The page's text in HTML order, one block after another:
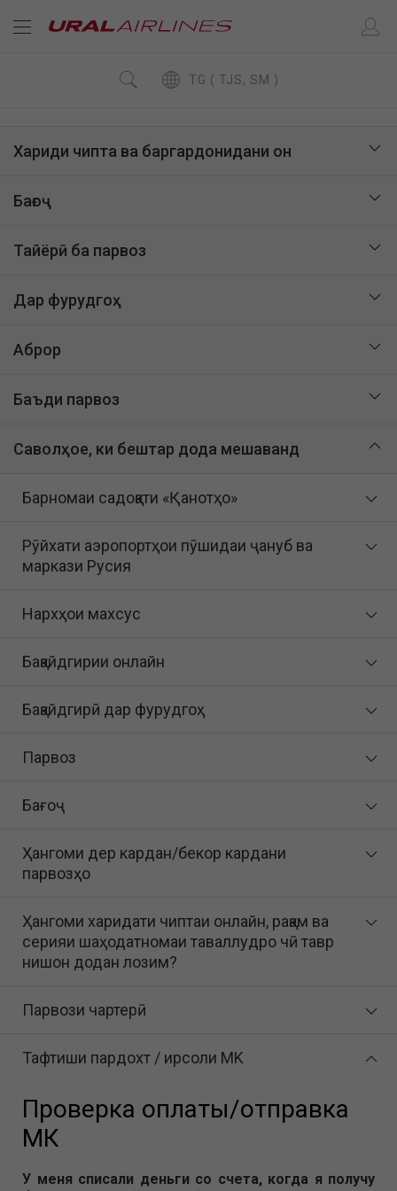
TG ( TJS, SM )
Хариди чипта ва баргардонидани он
Бағоҷ
Тайёрӣ ба парвоз
Дар фурудгоҳ
Аброр
Баъди парвоз
Саволҳое, ки бештар дода мешаванд
Барномаи садоқати «Қанотҳо»
Рӯйхати аэропортҳои пӯшидаи ҷануб ва
маркази Русия
Нархҳои махсус
Бақайдгирии онлайн
Бақайдгирӣ дар фурудгоҳ
Парвоз
Бағоҷ
Ҳангоми дер кардан/бекор кардани
парвозҳо
Ҳангоми харидати чиптаи онлайн, рақам ва
серияи шаҳодатномаи таваллудро чӣ тавр
нишон додан лозим?
Парвози чартерӣ
Тафтиши пардохт / ирсоли MK
Проверка оплаты/отправка
МК
У меня списали деньги со счета, когда я получу